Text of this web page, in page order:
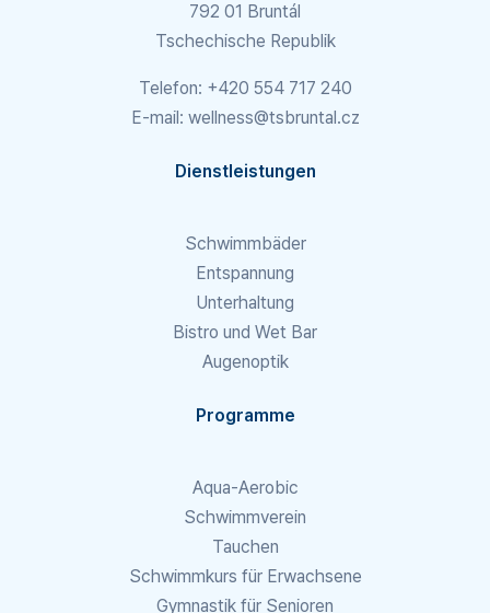
792 01 Bruntál
Tschechische Republik
Telefon: +420 554 717 240
E-mail: wellness@tsbruntal.cz
Dienstleistungen
Schwimmbäder
Entspannung
Unterhaltung
Bistro und Wet Bar
Augenoptik
Programme
Aqua-Aerobic
Schwimmverein
Tauchen
Schwimmkurs für Erwachsene
Gymnastik für Senioren